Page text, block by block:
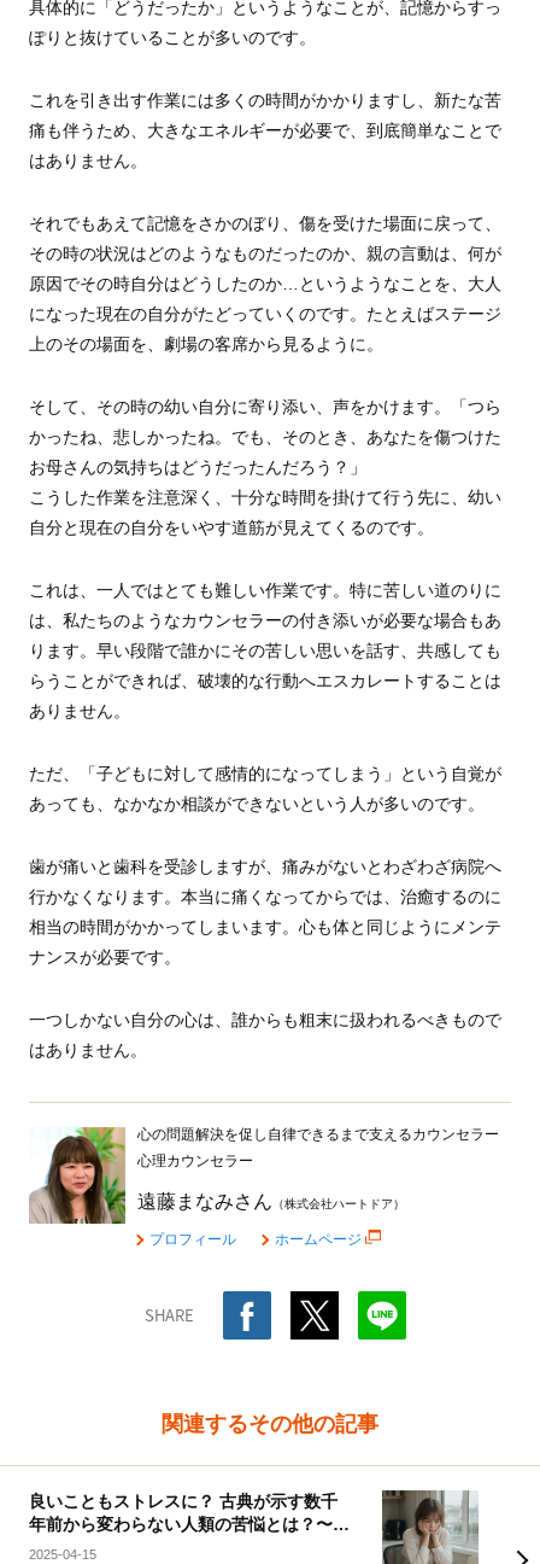
具体的に「どうだったか」というようなことが、記憶からすっ
ぽりと抜けていることが多いのです。
これを引き出す作業には多くの時間がかかりますし、新たな苦
痛も伴うため、大きなエネルギーが必要で、到底簡単なことで
はありません。
それでもあえて記憶をさかのぼり、傷を受けた場面に戻って、
その時の状況はどのようなものだったのか、親の言動は、何が
原因でその時自分はどうしたのか…というようなことを、大人
になった現在の自分がたどっていくのです。たとえばステージ
上のその場面を、劇場の客席から見るように。
そして、その時の幼い自分に寄り添い、声をかけます。「つら
かったね、悲しかったね。でも、そのとき、あなたを傷つけた
お母さんの気持ちはどうだったんだろう？」
こうした作業を注意深く、十分な時間を掛けて行う先に、幼い
自分と現在の自分をいやす道筋が見えてくるのです。
これは、一人ではとても難しい作業です。特に苦しい道のりに
は、私たちのようなカウンセラーの付き添いが必要な場合もあ
ります。早い段階で誰かにその苦しい思いを話す、共感しても
らうことができれば、破壊的な行動へエスカレートすることは
ありません。
ただ、「子どもに対して感情的になってしまう」という自覚が
あっても、なかなか相談ができないという人が多いのです。
歯が痛いと歯科を受診しますが、痛みがないとわざわざ病院へ
行かなくなります。本当に痛くなってからでは、治癒するのに
相当の時間がかかってしまいます。心も体と同じようにメンテ
ナンスが必要です。
一つしかない自分の心は、誰からも粗末に扱われるべきもので
はありません。
心の問題解決を促し自律できるまで支えるカウンセラー
心理カウンセラー
遠藤まなみさん （株式会社ハートドア）
プロフィール ホームページ
SHARE
関連するその他の記事
良いこともストレスに？ 古典が示す数千
年前から変わらない人類の苦悩とは？〜
「ストレッサー」を知って、ストレスを成
2025-04-15